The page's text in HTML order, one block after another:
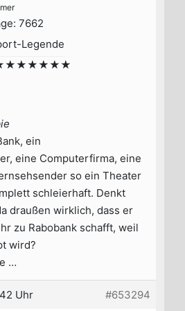
7662
Legende
ein
eine Computerfirma, eine
so ein Theater
schleierhaft. Denkt
draußen wirklich, dass er
zu Rabobank schafft, weil
wird?
…
Uhr #653294